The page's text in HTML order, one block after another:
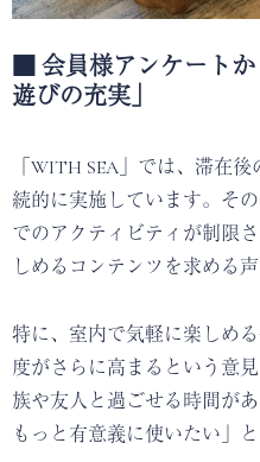
■ 会員様アンケート
遊びの充実」
「WITH SEA」では、滞在
続的に実施しています。そ
でのアクティビティが制限
しめるコンテンツを求める
特に、室内で気軽に楽しめ
度がさらに高まるという意
族や友人と過ごせる時間が
もっと有意義に使いたい」